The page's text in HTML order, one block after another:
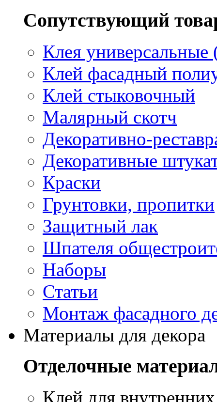
Сопутствующий
Клея универсальные
Клей фасадный
Клей стыковочный
Малярный скотч
Декоративно-
Декоративные
Краски
Грунтовки, пропитки
Защитный лак
Шпателя
Наборы
Статьи
Монтаж фасадного
Материалы для декора
Отделочные
Клей для